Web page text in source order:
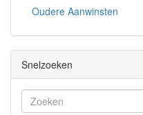
Oudere Aanwinsten
Snelzoeken